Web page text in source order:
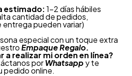
estimado:1-2 días hábiles
cantidad de pedidos,
pueden variar)
especial con un toque extra
Empaque Regalo.
a realizar mi orden en línea?
porWhatsapp y te
pedido online.